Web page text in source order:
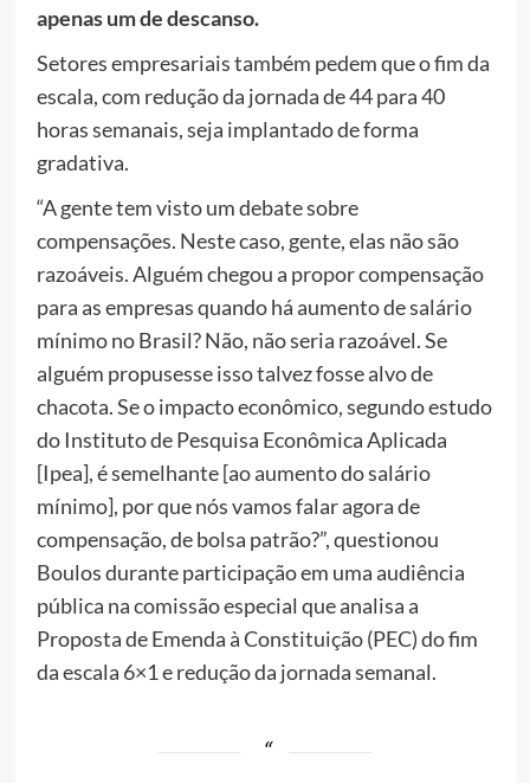
apenas um de descanso.
Setores empresariais também pedem que o fim da
escala, com redução da jornada de 44 para 40
horas semanais, seja implantado de forma
gradativa.
“A gente tem visto um debate sobre
compensações. Neste caso, gente, elas não são
razoáveis. Alguém chegou a propor compensação
para as empresas quando há aumento de salário
mínimo no Brasil? Não, não seria razoável. Se
alguém propusesse isso talvez fosse alvo de
chacota. Se o impacto econômico, segundo estudo
do Instituto de Pesquisa Econômica Aplicada
[Ipea], é semelhante [ao aumento do salário
mínimo], por que nós vamos falar agora de
compensação, de bolsa patrão?”, questionou
Boulos durante participação em uma audiência
pública na comissão especial que analisa a
Proposta de Emenda à Constituição (PEC) do fim
da escala 6×1 e redução da jornada semanal.